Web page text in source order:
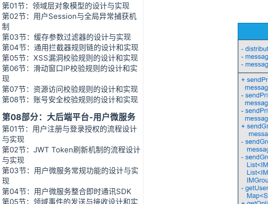
第01节：领域层对象模型的设计与实现
第02节：用户Session与全局异常捕获机
制
第03节：缓存参数过滤器的设计与实现
第04节：通用拦截器规则链的设计和实现
第05节：XSS漏洞校验规则的设计和实现
第06节：滑动窗口IP校验规则的设计和实
现
第07节：资源访问校验规则的设计和实现
第08节：账号安全校验规则的设计和实现
第08部分：大后端平台-用户微服务
第01节：用户注册与登录授权的流程设计
与实现
第02节：JWT Token刷新机制的流程设计
与实现
第03节：用户微服务常规功能的设计与实
现
第04节：用户微服务整合即时通讯SDK
第05节：领域事件的发送与接收设计和实